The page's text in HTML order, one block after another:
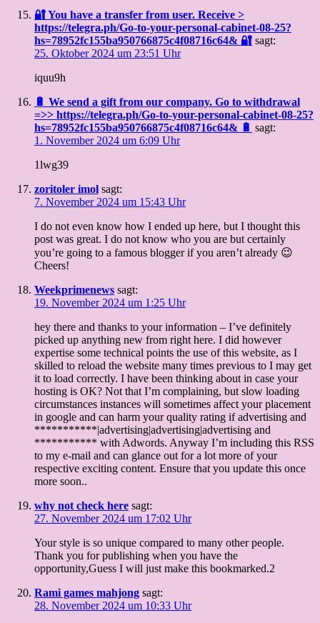
🔐 You have a transfer from user. Receive >
https://telegra.ph/Go-to-your-personal-cabinet-08-25?
hs=78952fc155ba950766875c4f08716c64& 🔐 sagt:
25. Oktober 2024 um 23:51 Uhr
iquu9h
🔋 We send a gift from our company. Gо tо withdrаwаl
=>> https://telegra.ph/Go-to-your-personal-cabinet-08-25?
hs=78952fc155ba950766875c4f08716c64& 🔋 sagt:
1. November 2024 um 6:09 Uhr
1lwg39
zoritoler imol sagt:
7. November 2024 um 15:43 Uhr
I do not even know how I ended up here, but I thought this
post was great. I do not know who you are but certainly
you’re going to a famous blogger if you aren’t already 😉
Cheers!
Weekprimenews sagt:
19. November 2024 um 1:25 Uhr
hey there and thanks to your information – I’ve definitely
picked up anything new from right here. I did however
expertise some technical points the use of this website, as I
skilled to reload the website many times previous to I may get
it to load correctly. I have been thinking about in case your
hosting is OK? Not that I’m complaining, but slow loading
circumstances instances will sometimes affect your placement
in google and can harm your quality rating if advertising and
***********|advertising|advertising|advertising and
*********** with Adwords. Anyway I’m including this RSS
to my e-mail and can glance out for a lot more of your
respective exciting content. Ensure that you update this once
more soon..
why not check here sagt:
27. November 2024 um 17:02 Uhr
Your style is so unique compared to many other people.
Thank you for publishing when you have the
opportunity,Guess I will just make this bookmarked.2
Rami games mahjong sagt:
28. November 2024 um 10:33 Uhr